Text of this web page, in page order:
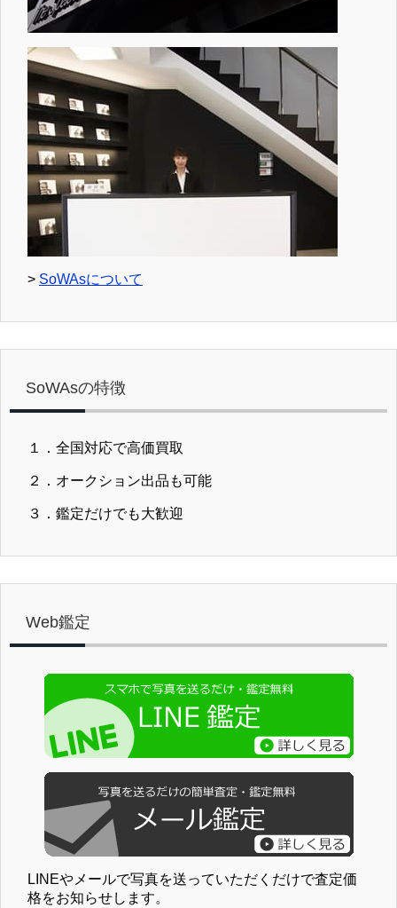
> SoWAsについて
SoWAsの特徴
１．全国対応で高価買取
２．オークション出品も可能
３．鑑定だけでも大歓迎
Web鑑定
LINEやメールで写真を送っていただくだけで査定価
格をお知らせします。